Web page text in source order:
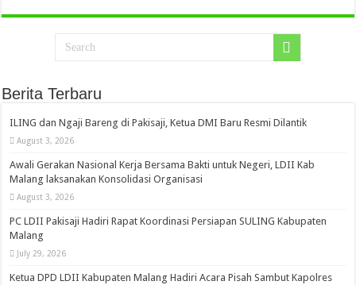
Berita Terbaru
ILING dan Ngaji Bareng di Pakisaji, Ketua DMI Baru Resmi Dilantik
August 3, 2026
Awali Gerakan Nasional Kerja Bersama Bakti untuk Negeri, LDII Kab
Malang laksanakan Konsolidasi Organisasi
August 3, 2026
PC LDII Pakisaji Hadiri Rapat Koordinasi Persiapan SULING Kabupaten
Malang
July 29, 2026
Ketua DPD LDII Kabupaten Malang Hadiri Acara Pisah Sambut Kapolres